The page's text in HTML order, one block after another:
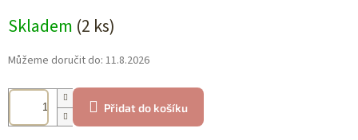
cena:
Skladem (2 ks)
Můžeme doručit do: 11.8.2026
Přidat do košíku